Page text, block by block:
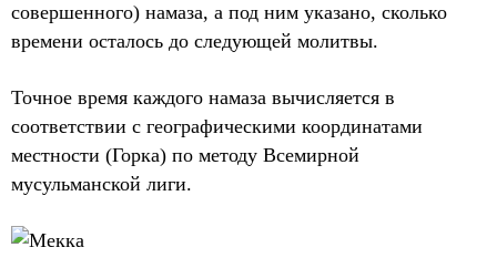
совершенного) намаза, а под ним указано, сколько
времени осталось до следующей молитвы.
Точное время каждого намаза вычисляется в
соответствии с географическими координатами
местности (Горка) по методу Всемирной
мусульманской лиги.